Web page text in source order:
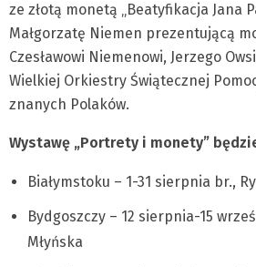
ze złotą monetą „Beatyfikacja Jana
Małgorzatę Niemen prezentującą
Czesławowi Niemenowi, Jerzego
Wielkiej Orkiestry Świątecznej
znanych Polaków.
Wystawę „Portrety i monety”
Białymstoku – 1-31 sierpnia br.,
Bydgoszczy – 12 sierpnia-15
Młyńska